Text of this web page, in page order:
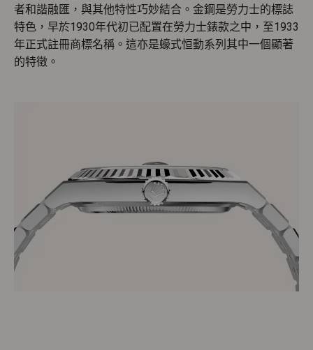
者和諧融匯，與其他特性巧妙結合。金鋼是勞力士的標誌
特色，早於1930年代初已配置在勞力士錶款之中，至1933
年正式註冊商標名稱。這亦是蠔式恒動系列其中一個顯著
的特徵。